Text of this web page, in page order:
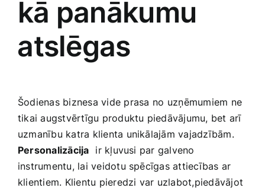
kā panākumu
⁣atslēgas
Šodienas biznesa vide prasa⁤ no ⁢uzņēmumiem ne
tikai augstvērtīgu produktu piedāvājumu, bet arī
uzmanību katra klienta unikālajām vajadzībām.
Personalizācija ⁢ ir kļuvusi par galveno
instrumentu, lai veidotu spēcīgas attiecības⁤ ar
klientiem. Klientu pieredzi var uzlabot,piedāvājot